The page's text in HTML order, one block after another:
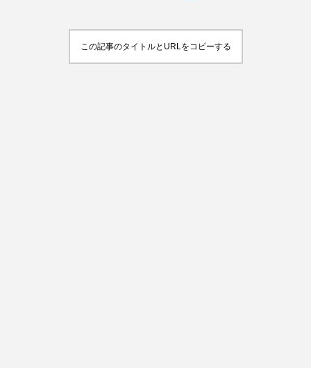
この記事のタイトルとURLをコピーする